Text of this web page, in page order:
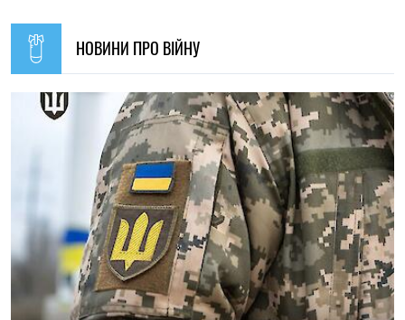
Матеріальна допомога військовим у 2026 році: як
отримати виплату на соціально-побутові потреби
Ірина Де Люсто